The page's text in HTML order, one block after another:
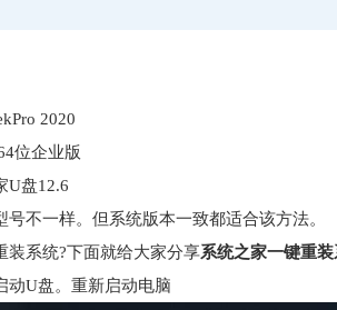
2020
位企业版
U盘12.6
不一样。但系统版本一致都适合该方法。
装系统?下面就给大家分享系统之家一键重
动U盘。重新启动电脑